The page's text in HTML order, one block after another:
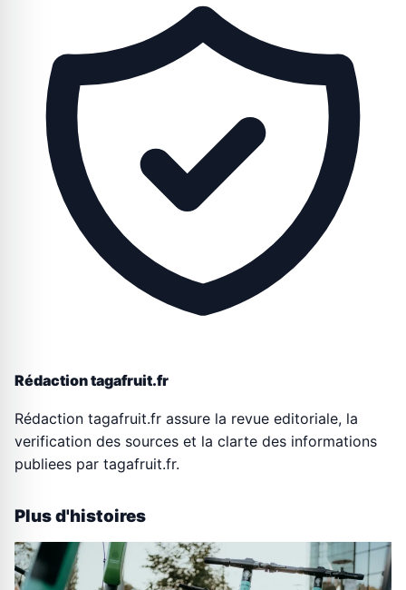
Rédaction tagafruit.fr
Rédaction tagafruit.fr assure la revue editoriale, la
verification des sources et la clarte des informations
publiees par tagafruit.fr.
Plus d'histoires